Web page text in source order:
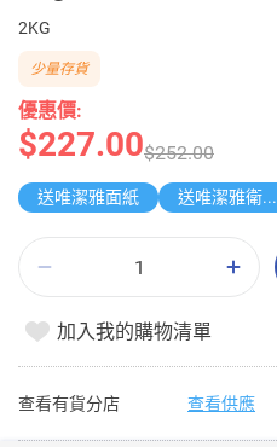
2KG
優惠價:
$227.00$252.00
少量存貨
送唯潔雅面紙 送唯潔雅衛生紙原箱
加入我的購物清單
查看有貨分店 查看供應